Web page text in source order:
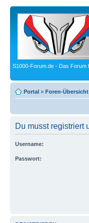
S1000-Forum.de - Das Forum
Portal » Foren-Übersicht
Du musst registriert
Username:
Passwort: